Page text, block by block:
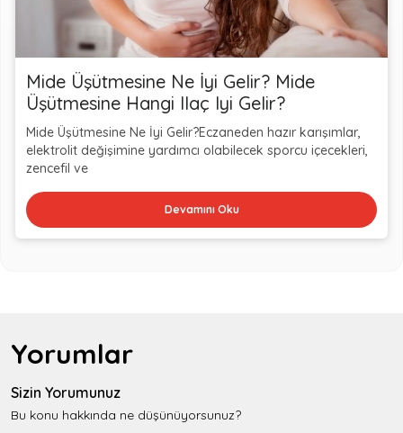
Mide Üşütmesine Ne İyi Gelir? Mide
Üşütmesine Hangi Ilaç Iyi Gelir?
Mide Üşütmesine Ne İyi Gelir?Eczaneden hazır karışımlar,
elektrolit değişimine yardımcı olabilecek sporcu içecekleri,
zencefil ve
Devamını Oku
Yorumlar
Sizin Yorumunuz
Bu konu hakkında ne düşünüyorsunuz?